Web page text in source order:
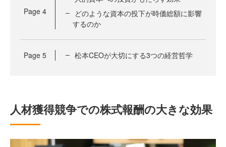
Page 4
どのような資本の投下が時価総額に影響
するのか
Page 5 松本CEOが大切にする3つの経営哲学
人材獲得競争での株式報酬の大きな効果